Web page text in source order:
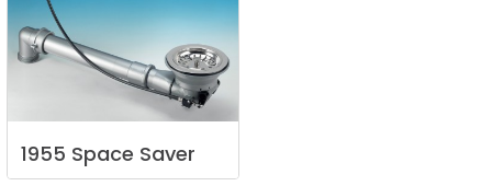
1955 Space Saver